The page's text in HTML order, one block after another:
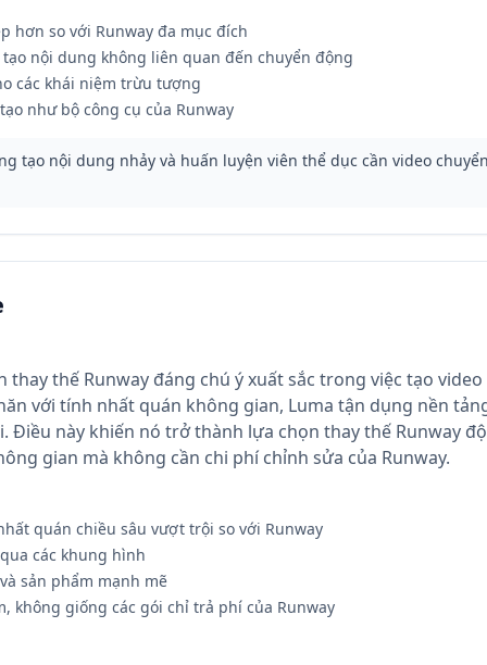
hơn so với Runway đa mục đích
nội dung không liên quan đến chuyển động
các khái niệm trừu tượng
như bộ công cụ của Runway
tạo nội dung nhảy và huấn luyện viên thể dục cần video
thay thế Runway đáng chú ý xuất sắc trong việc tạo
với tính nhất quán không gian, Luma tận dụng nền
Điều này khiến nó trở thành lựa chọn thay thế Runway
gian mà không cần chi phí chỉnh sửa của Runway.
quán chiều sâu vượt trội so với Runway
các khung hình
sản phẩm mạnh mẽ
không giống các gói chỉ trả phí của Runway